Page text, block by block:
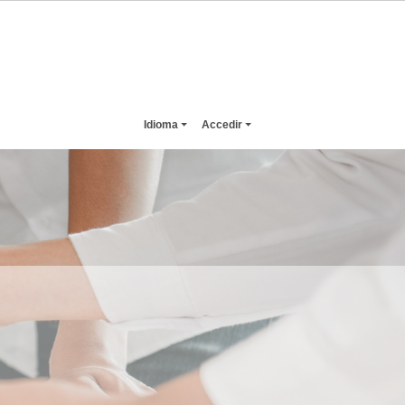
Idioma Accedir